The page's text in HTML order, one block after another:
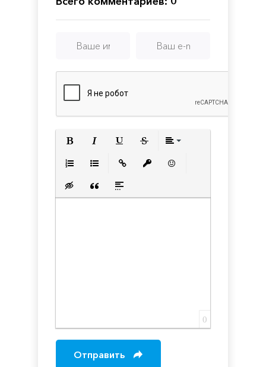
Вставка скрытого текста
Вставка цитаты
Вставка спойлера
0
Отправить